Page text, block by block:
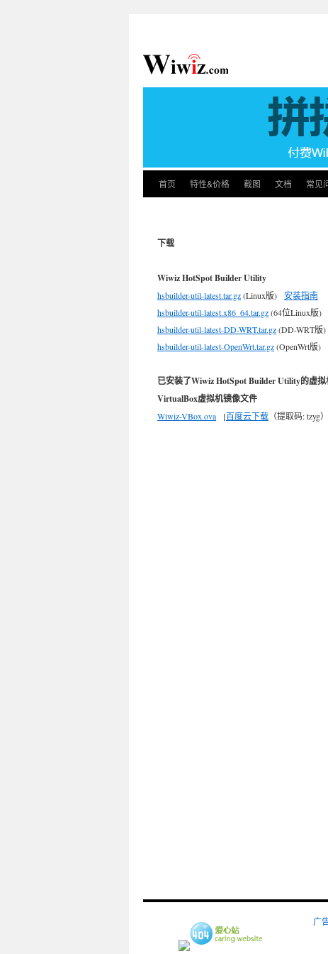
首页 特性&价格 截图 文档 常见
下载
Wiwiz HotSpot Builder Utility
hsbuilder-util-latest.tar.gz(Linux版) 安装指南
hsbuilder-util-latest.x86_64.tar.gz(64位Linux版)
hsbuilder-util-latest-DD-WRT.tar.gz(DD-WRT版)
hsbuilder-util-latest-OpenWrt.tar.gz(OpenWrt版)
已安装了Wiwiz HotSpot Builder Utility的虚拟
VirtualBox虚拟机镜像文件
Wiwiz-VBox.ova [百度云下载 （提取码: tzyg
广